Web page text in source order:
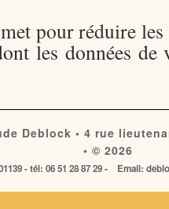
pour réduire
les données de
Deblock • 4 rue
• © 2026
- tél: 06 51 28 87 29 - Email: